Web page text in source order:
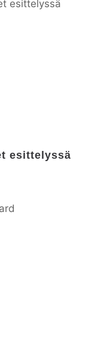
esittelyssä